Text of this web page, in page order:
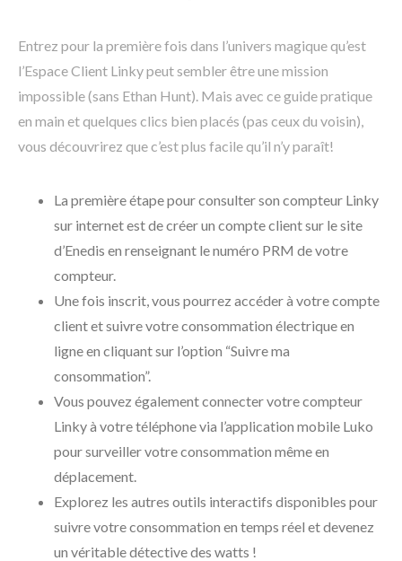
Entrez pour la première fois dans l’univers magique qu’est
l’Espace Client Linky peut sembler être une mission
impossible (sans Ethan Hunt). Mais avec ce guide pratique
en main et quelques clics bien placés (pas ceux du voisin),
vous découvrirez que c’est plus facile qu’il n’y paraît!
La première étape pour consulter son compteur Linky
sur internet est de créer un compte client sur le site
d’Enedis en renseignant le numéro PRM de votre
compteur.
Une fois inscrit, vous pourrez accéder à votre compte
client et suivre votre consommation électrique en
ligne en cliquant sur l’option “Suivre ma
consommation”.
Vous pouvez également connecter votre compteur
Linky à votre téléphone via l’application mobile Luko
pour surveiller votre consommation même en
déplacement.
Explorez les autres outils interactifs disponibles pour
suivre votre consommation en temps réel et devenez
un véritable détective des watts !